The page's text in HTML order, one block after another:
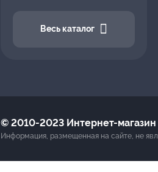
Весь каталог
© 2010-2023 Интернет-
Информация, размещенная на сайте, не